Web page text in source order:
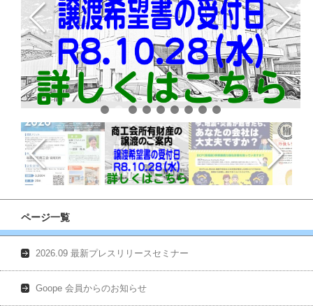
ページ一覧
2026.09 最新プレスリリースセミナー
Goope 会員からのお知らせ